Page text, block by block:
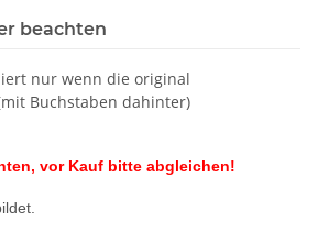
beachten
nur wenn die original
Buchstaben dahinter)
vor Kauf bitte abgleichen!